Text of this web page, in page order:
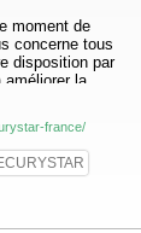
moment de
concerne tous
disposition par
améliorer la
tranquillité
toutes les
produits
vaut quand
france/